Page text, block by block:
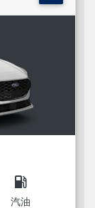
local_gas_station
汽油